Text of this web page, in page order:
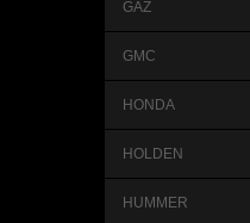
GAZ
GMC
HONDA
HOLDEN
HUMMER